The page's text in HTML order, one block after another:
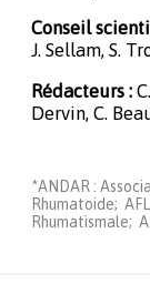
Conseil
J. Sellam, S.
Rédacteurs :
Dervin, C.
*ANDAR :
Rhumatoide;
Rhumatismale;